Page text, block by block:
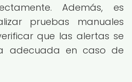
Además, es
pruebas manuales
que las alertas se
adecuada en caso de